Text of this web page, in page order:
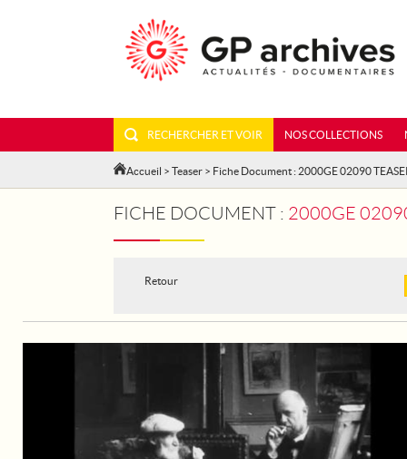
RECHERCHER ET VOIR NOS COLLECTIONS
Accueil > Teaser > Fiche Document : 2000GE 02090
FICHE DOCUMENT : 2000GE 02090
Retour